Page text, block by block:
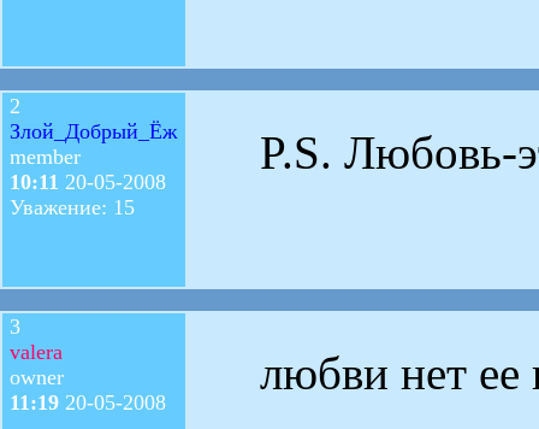
2
Злой_Добрый_Ёж
member
10:11 20-05-2008
Уважение: 15
P.S. Любовь-
3
valera
owner
11:19 20-05-2008
любви нет ее